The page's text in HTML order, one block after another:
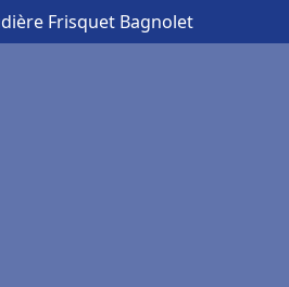
Frisquet Bagnolet